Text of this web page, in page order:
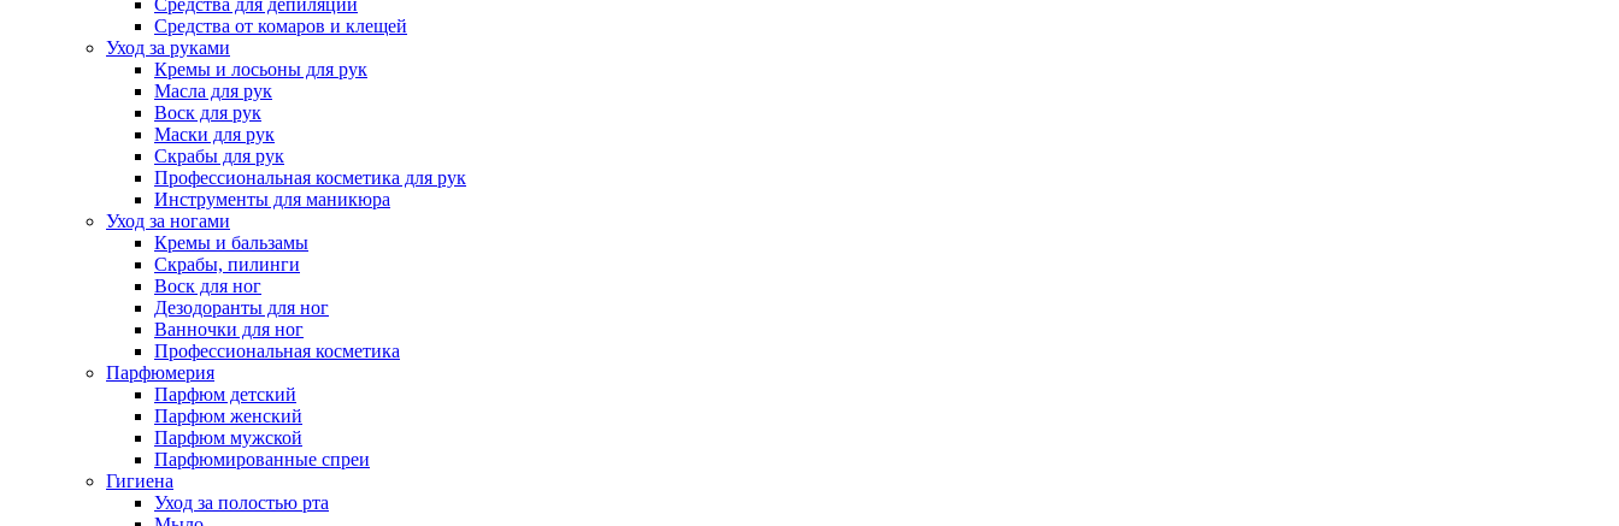
Средства для депиляции
Средства от комаров и клещей
Уход за руками
Кремы и лосьоны для рук
Масла для рук
Воск для рук
Маски для рук
Скрабы для рук
Профессиональная косметика для рук
Инструменты для маникюра
Уход за ногами
Кремы и бальзамы
Скрабы, пилинги
Воск для ног
Дезодоранты для ног
Ванночки для ног
Профессиональная косметика
Парфюмерия
Парфюм детский
Парфюм женский
Парфюм мужской
Парфюмированные спреи
Гигиена
Уход за полостью рта